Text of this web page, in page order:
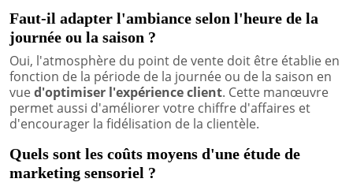
Faut-il adapter l'ambiance selon l'heure de la
journée ou la saison ?
Oui, l'atmosphère du point de vente doit être établie en
fonction de la période de la journée ou de la saison en
vued'optimiser l'expérience client. Cette manœuvre
permet aussi d'améliorer votre chiffre d'affaires et
d'encourager la fidélisation de la clientèle.
Quels sont les coûts moyens d'une étude de
marketing sensoriel ?